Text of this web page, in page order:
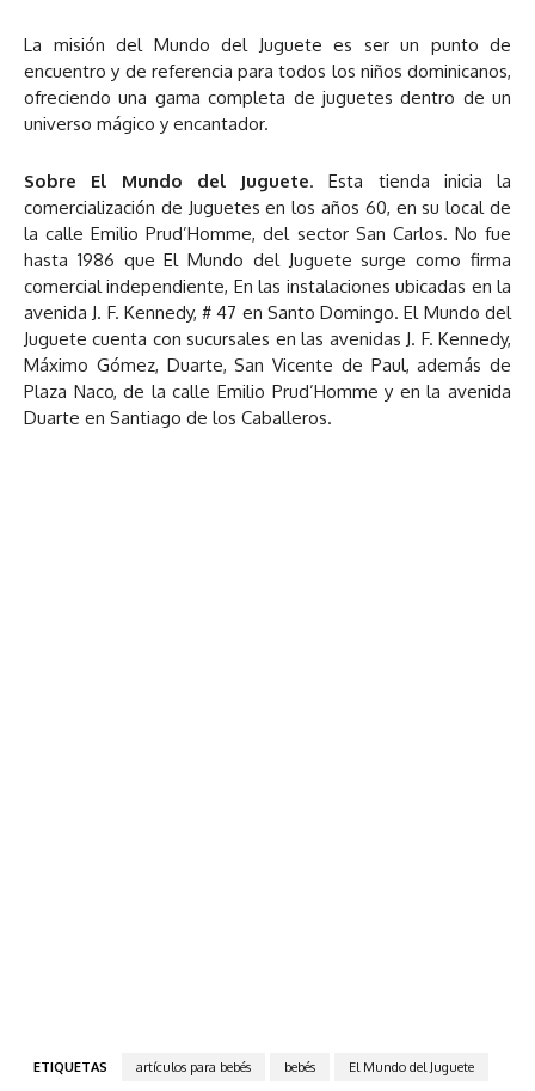
La misión del Mundo del Juguete es ser un punto de
encuentro y de referencia para todos los niños dominicanos,
ofreciendo una gama completa de juguetes dentro de un
universo mágico y encantador.
Sobre El Mundo del Juguete. Esta tienda inicia la
comercialización de Juguetes en los años 60, en su local de
la calle Emilio Prud’Homme, del sector San Carlos. No fue
hasta 1986 que El Mundo del Juguete surge como firma
comercial independiente, En las instalaciones ubicadas en la
avenida J. F. Kennedy, # 47 en Santo Domingo. El Mundo del
Juguete cuenta con sucursales en las avenidas J. F. Kennedy,
Máximo Gómez, Duarte, San Vicente de Paul, además de
Plaza Naco, de la calle Emilio Prud’Homme y en la avenida
Duarte en Santiago de los Caballeros.
ETIQUETAS artículos para bebés bebés El Mundo del Juguete